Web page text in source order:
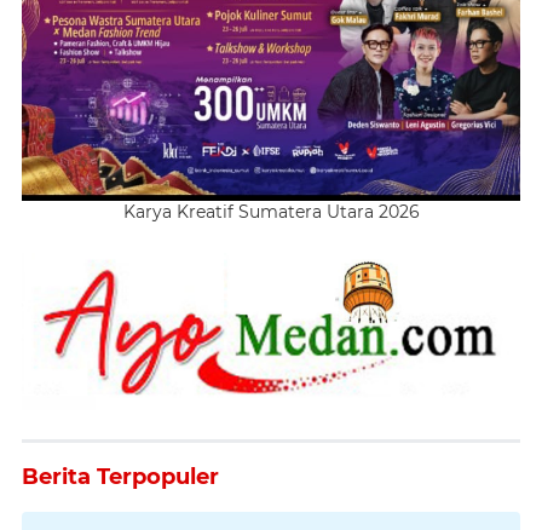
Karya Kreatif Sumatera Utara 2026
Berita Terpopuler